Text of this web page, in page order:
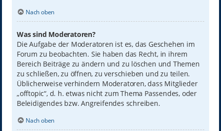
Nach oben
Was sind Moderatoren?
Die Aufgabe der Moderatoren ist es, das Geschehen im
Forum zu beobachten. Sie haben das Recht, in ihrem
Bereich Beiträge zu ändern und zu löschen und Themen
zu schließen, zu öffnen, zu verschieben und zu teilen.
Üblicherweise verhindern Moderatoren, dass Mitglieder
„offtopic“, d. h. etwas nicht zum Thema Passendes, oder
Beleidigendes bzw. Angreifendes schreiben.
Nach oben